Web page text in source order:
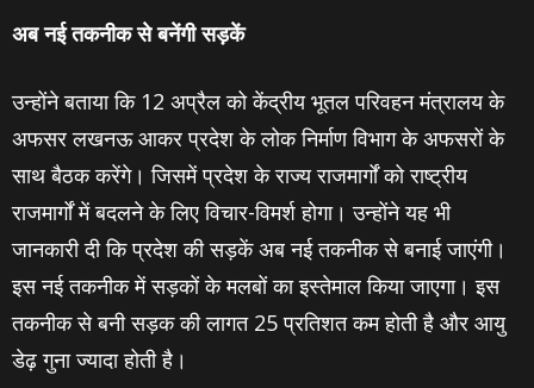
अब नई तकनीक से बनेंगी सड़कें
उन्होंने बताया कि 12 अप्रैल को केंद्रीय भूतल परिवहन मंत्रालय के
अफसर लखनऊ आकर प्रदेश के लोक निर्माण विभाग के अफसरों के
साथ बैठक करेंगे। जिसमें प्रदेश के राज्य राजमार्गों को राष्ट्रीय
राजमार्गों में बदलने के लिए विचार-विमर्श होगा। उन्होंने यह भी
जानकारी दी कि प्रदेश की सड़कें अब नई तकनीक से बनाई जाएंगी।
इस नई तकनीक में सड़कों के मलबों का इस्तेमाल किया जाएगा। इस
तकनीक से बनी सड़क की लागत 25 प्रतिशत कम होती है और आयु
डेढ़ गुना ज्यादा होती है।